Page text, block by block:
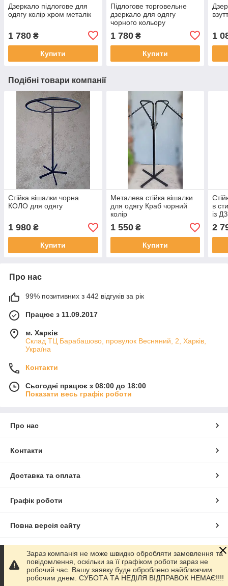
Дзеркало підлогове для
одягу колір хром металік
1 780 ₴
Купити
Підлогове торговельне
дзеркало для одягу
чорного кольору
1 780₴
Купити
1
Подібні товари компанії
Стійка вішалки чорна
КОЛО для одягу
1 980 ₴
Купити
Металева стійка вішалки
для одягу Краб чорний
колір
1 550₴
Купити
в
із
2
Про нас
99% позитивних з 442 відгуків за рік
Працює з 11.09.2017
м. Харків
Склад ТЦ Барабашово, провулок Весняний, 2, Харків,
Україна
Контакти
Сьогодні працює з 08:00 до 18:00
Показати весь графік роботи
Про нас
Контакти
Доставка та оплата
Графік роботи
Повна версія сайту
Сайт створено на маркетплейсіProm.ua
Політика конфіденційності
Зараз компанія не може швидко обробляти замовлення та
повідомлення, оскільки за її графіком роботи зараз не
робочий час. Вашу заявку буде оброблено найближчим
робочим днем. СУБОТА ТА НЕДІЛЯ ВІДПРАВОК НЕМАЄ!!!!